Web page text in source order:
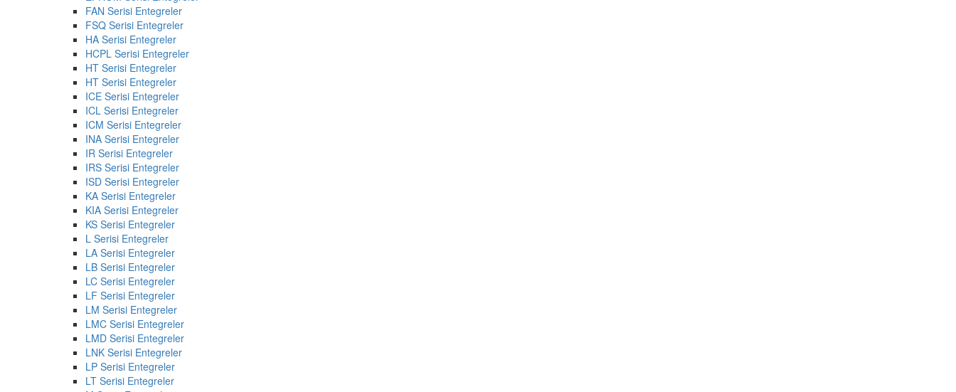
FAN Serisi Entegreler
FSQ Serisi Entegreler
HA Serisi Entegreler
HCPL Serisi Entegreler
HT Serisi Entegreler
HT Serisi Entegreler
ICE Serisi Entegreler
ICL Serisi Entegreler
ICM Serisi Entegreler
INA Serisi Entegreler
IR Serisi Entegreler
IRS Serisi Entegreler
ISD Serisi Entegreler
KA Serisi Entegreler
KIA Serisi Entegreler
KS Serisi Entegreler
L Serisi Entegreler
LA Serisi Entegreler
LB Serisi Entegreler
LC Serisi Entegreler
LF Serisi Entegreler
LM Serisi Entegreler
LMC Serisi Entegreler
LMD Serisi Entegreler
LNK Serisi Entegreler
LP Serisi Entegreler
LT Serisi Entegreler